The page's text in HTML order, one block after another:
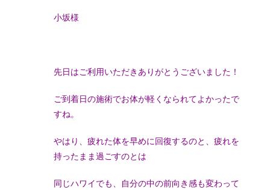
小坂様
先日はご利用いただきありがとうございました！
ご到着日の施術でお体が軽くなられてよかったで
すね。
やはり、疲れた体を早めに回復するのと、疲れを
持ったまま過ごすのとは
同じハワイでも、自分の中の前向き感も変わって